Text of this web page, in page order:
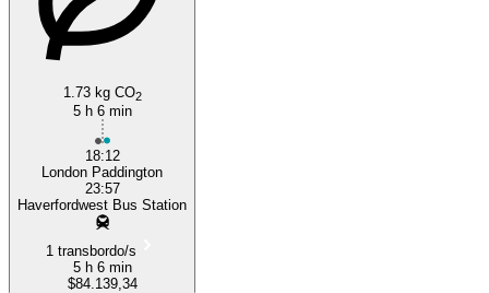
1.73 kg CO2
5 h 6 min
18:12
London Paddington
23:57
Haverfordwest Bus Station
1 transbordo/s
5 h 6 min
$84.139,34